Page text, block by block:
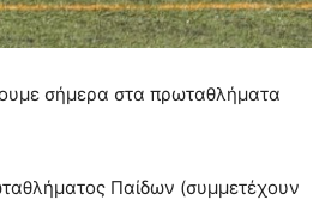
σήμερα στα πρωταθλήματα
Παίδων (συμμετέχουν